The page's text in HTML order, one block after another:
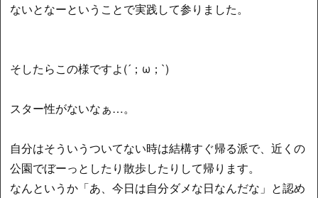
ないとなーということで実践して参りました。
そしたらこの様ですよ(´；ω；`)
スター性がないなぁ…。
自分はそういうついてない時は結構すぐ帰る派で、近くの
公園でぼーっとしたり散歩したりして帰ります。
なんというか「あ、今日は自分ダメな日なんだな」と認め